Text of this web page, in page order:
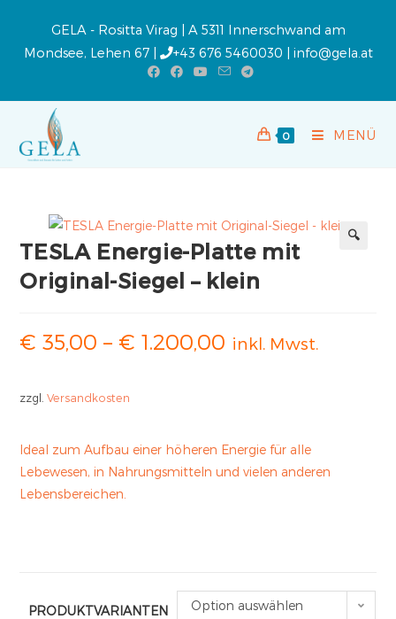
GELA - Rositta Virag | A 5311 Innerschwand am
Mondsee, Lehen 67 |
+43 676 5460030 | info@gela.at
0 MENÜ
TESLA Energie-Platte mit
Original-Siegel – klein
€ 35,00 – € 1.200,00 inkl. Mwst.
zzgl.Versandkosten
Ideal zum Aufbau einer höheren Energie für alle
Lebewesen, in Nahrungsmitteln und vielen anderen
Lebensbereichen.
PRODUKTVARIANTEN Option auswählen